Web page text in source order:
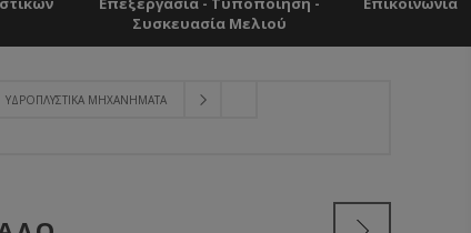
Συσκευασία Μελιού
ΥΔΡΟΠΛΥΣΤΙΚΆ ΜΗΧΑΝΉΜΑΤΑ